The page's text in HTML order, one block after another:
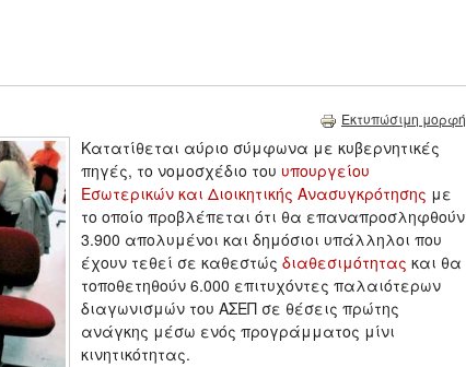
Εκτυπώσιμη μορφή
Κατατίθεται αύριο σύμφωνα με κυβερνητικές
πηγές, το νομοσχέδιο του υπουργείου
Εσωτερικών και Διοικητικής Ανασυγκρότησης με
το οποίο προβλέπεται ότι θα επαναπροσληφθούν
3.900 απολυμένοι και δημόσιοι υπάλληλοι που
έχουν τεθεί σε καθεστώς διαθεσιμότητας και θα
τοποθετηθούν 6.000 επιτυχόντες παλαιότερων
διαγωνισμών του ΑΣΕΠ σε θέσεις πρώτης
ανάγκης μέσω ενός προγράμματος μίνι
κινητικότητας.